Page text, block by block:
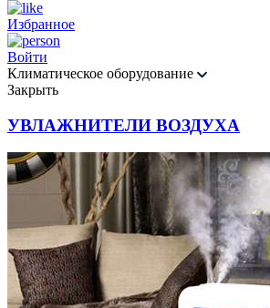
Избранное
Войти
Климатическое оборудование
Закрыть
УВЛАЖНИТЕЛИ ВОЗДУХА